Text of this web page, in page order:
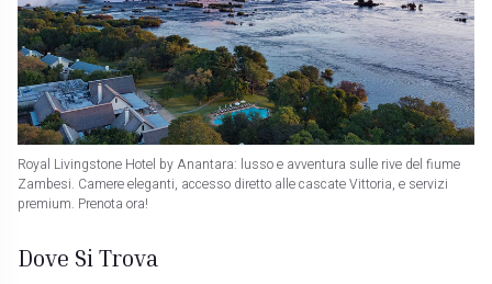
Royal Livingstone Hotel by Anantara: lusso e avventura sulle rive del fiume
Zambesi. Camere eleganti, accesso diretto alle cascate Vittoria, e servizi
premium. Prenota ora!
Dove Si Trova